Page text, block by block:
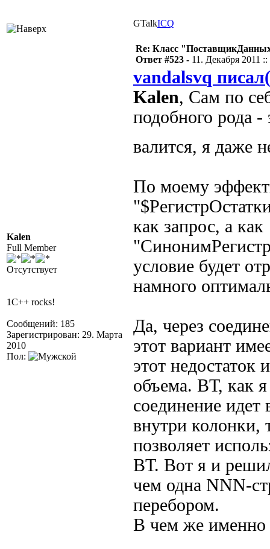
GTalkICQ
Kalen
Full Member
Отсутствует
1C++ rocks!
Сообщений: 185
Зарегистрирован: 29. Марта
2010
Пол:
Re: Класс
Ответ #523 - 11. Декабря 2011
vandalsvq
Kalen, Сам по
подобного рода
валится, я даже
По моему
как запрос, а как
условие будет
намного
Да, через
этот вариант
этот
объема. ВТ, как
соединение
внутри колонки,
позволяет
ВТ. Вот я и
чем одна NNN-
перебором.
В чем же именно